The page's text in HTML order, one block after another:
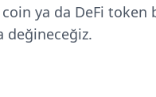
ya da DeFi token
değineceğiz.